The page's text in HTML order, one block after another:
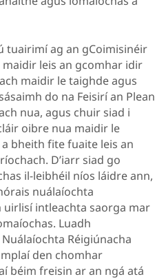
tuairimí ag an gCoimisinéir
maidir leis an gcomhar idir
maidir le taighde agus
do na Feisirí an Plean
nua, agus chuir siad i
oibre nua maidir le
bheith fite fuaite leis an
D’iarr siad go
il-leibhéil níos láidre ann,
nuálaíochta
intleachta saorga mar
Luadh
Réigiúnacha
den chomhar
béim freisin ar an ngá atá